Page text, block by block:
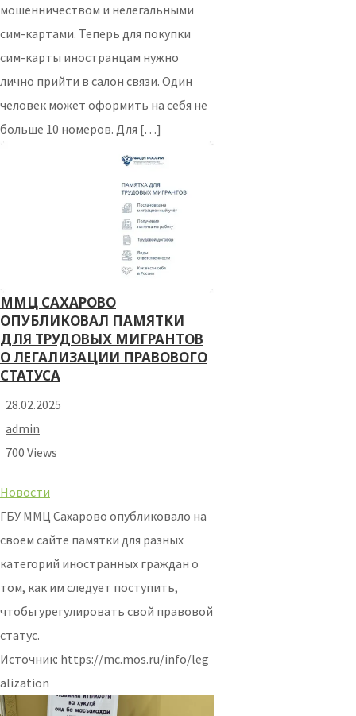
мошенничеством и нелегальными
сим-картами. Теперь для покупки
сим-карты иностранцам нужно
лично прийти в салон связи. Один
человек может оформить на себя не
больше 10 номеров. Для […]
ММЦ САХАРОВО
ОПУБЛИКОВАЛ ПАМЯТКИ
ДЛЯ ТРУДОВЫХ МИГРАНТОВ
О ЛЕГАЛИЗАЦИИ ПРАВОВОГО
СТАТУСА
28.02.2025
admin
700 Views
Новости
ГБУ ММЦ Сахарово опубликовало на
своем сайте памятки для разных
категорий иностранных граждан о
том, как им следует поступить,
чтобы урегулировать свой правовой
статус.
Источник: https://mc.mos.ru/info/leg
alization